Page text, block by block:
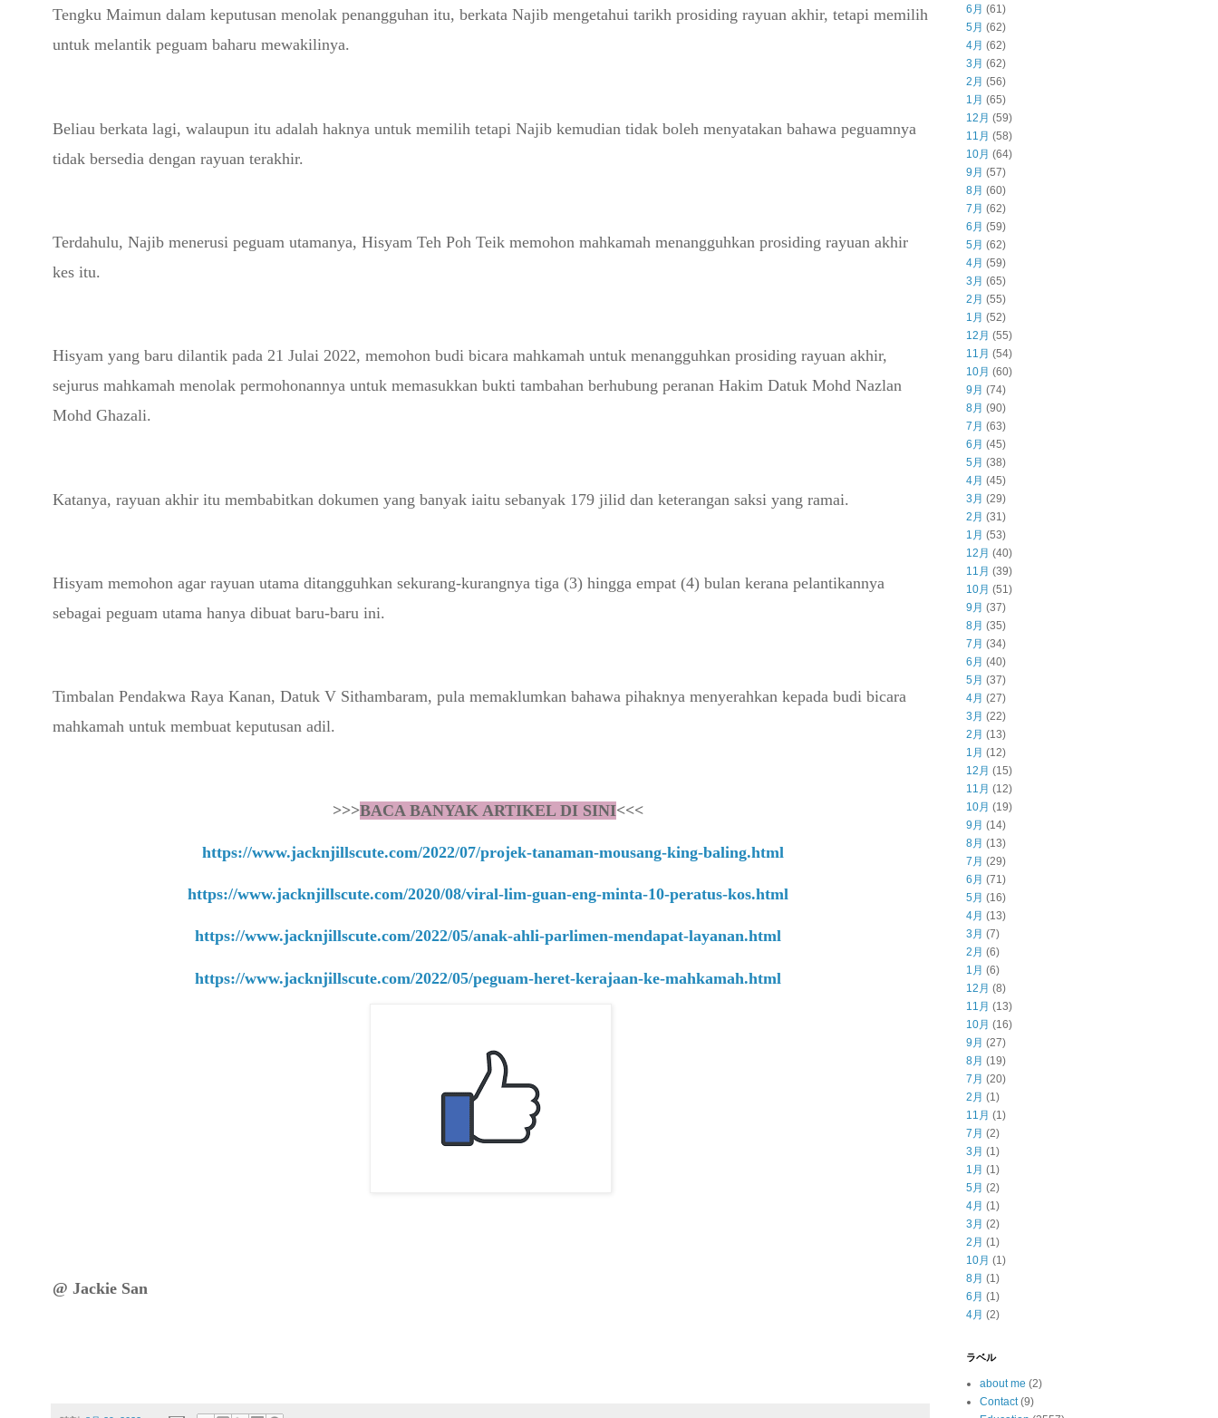
Tengku Maimun dalam keputusan menolak penangguhan itu, berkata Najib mengetahui tarikh prosiding rayuan akhir, tetapi memilih
untuk melantik peguam baharu mewakilinya.
Beliau berkata lagi, walaupun itu adalah haknya untuk memilih tetapi Najib kemudian tidak boleh menyatakan bahawa peguamnya
tidak bersedia dengan rayuan terakhir.
Terdahulu, Najib menerusi peguam utamanya, Hisyam Teh Poh Teik memohon mahkamah menangguhkan prosiding rayuan akhir
kes itu.
Hisyam yang baru dilantik pada 21 Julai 2022, memohon budi bicara mahkamah untuk menangguhkan prosiding rayuan akhir,
sejurus mahkamah menolak permohonannya untuk memasukkan bukti tambahan berhubung peranan Hakim Datuk Mohd Nazlan
Mohd Ghazali.
Katanya, rayuan akhir itu membabitkan dokumen yang banyak iaitu sebanyak 179 jilid dan keterangan saksi yang ramai.
Hisyam memohon agar rayuan utama ditangguhkan sekurang-kurangnya tiga (3) hingga empat (4) bulan kerana pelantikannya
sebagai peguam utama hanya dibuat baru-baru ini.
Timbalan Pendakwa Raya Kanan, Datuk V Sithambaram, pula memaklumkan bahawa pihaknya menyerahkan kepada budi bicara
mahkamah untuk membuat keputusan adil.
>>>BACA BANYAK ARTIKEL DI SINI<<<
https://www.jacknjillscute.com/2022/07/projek-tanaman-mousang-king-baling.html
https://www.jacknjillscute.com/2020/08/viral-lim-guan-eng-minta-10-peratus-kos.html
https://www.jacknjillscute.com/2022/05/anak-ahli-parlimen-mendapat-layanan.html
https://www.jacknjillscute.com/2022/05/peguam-heret-kerajaan-ke-mahkamah.html
@ Jackie San
6月 (61)
5月 (62)
4月 (62)
3月 (62)
2月 (56)
1月 (65)
12月 (59)
11月 (58)
10月 (64)
9月 (57)
8月 (60)
7月 (62)
6月 (59)
5月 (62)
4月 (59)
3月 (65)
2月 (55)
1月 (52)
12月 (55)
11月 (54)
10月 (60)
9月 (74)
8月 (90)
7月 (63)
6月 (45)
5月 (38)
4月 (45)
3月 (29)
2月 (31)
1月 (53)
12月 (40)
11月 (39)
10月 (51)
9月 (37)
8月 (35)
7月 (34)
6月 (40)
5月 (37)
4月 (27)
3月 (22)
2月 (13)
1月 (12)
12月 (15)
11月 (12)
10月 (19)
9月 (14)
8月 (13)
7月 (29)
6月 (71)
5月 (16)
4月 (13)
3月 (7)
2月 (6)
1月 (6)
12月 (8)
11月 (13)
10月 (16)
9月 (27)
8月 (19)
7月 (20)
2月 (1)
11月 (1)
7月 (2)
3月 (1)
1月 (1)
5月 (2)
4月 (1)
3月 (2)
2月 (1)
10月 (1)
8月 (1)
6月 (1)
4月 (2)
ラベル
about me (2)
Contact (9)